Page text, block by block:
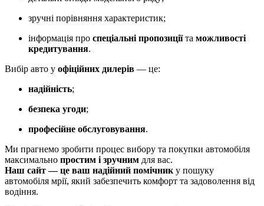
зручні порівняння характеристик;
інформація про спеціальні пропозиціїта можливості
кредитування.
Вибір авто у офіційних дилерів — це:
надійність;
безпека угоди;
професійне обслуговування.
Ми прагнемо зробити процес вибору та покупки автомобіля
максимально простим і зручним для вас.
Наш сайт — це ваш надійний помічнику пошуку
автомобіля мрії, який забезпечить комфорт та задоволення від
водіння.